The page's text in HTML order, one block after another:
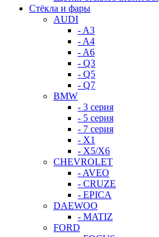
Стёкла и фары
AUDI
- A3
- A4
- A6
- Q3
- Q5
- Q7
BMW
- 3 серия
- 5 серия
- 7 серия
- X1
- X5/X6
CHEVROLET
- AVEO
- CRUZE
- EPICA
DAEWOO
- MATIZ
FORD